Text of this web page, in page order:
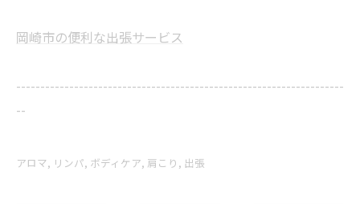
岡崎市の便利な出張サービス
--------------------------------------------------------------------
--
アロマ リンパ ボディケア 肩こり 出張